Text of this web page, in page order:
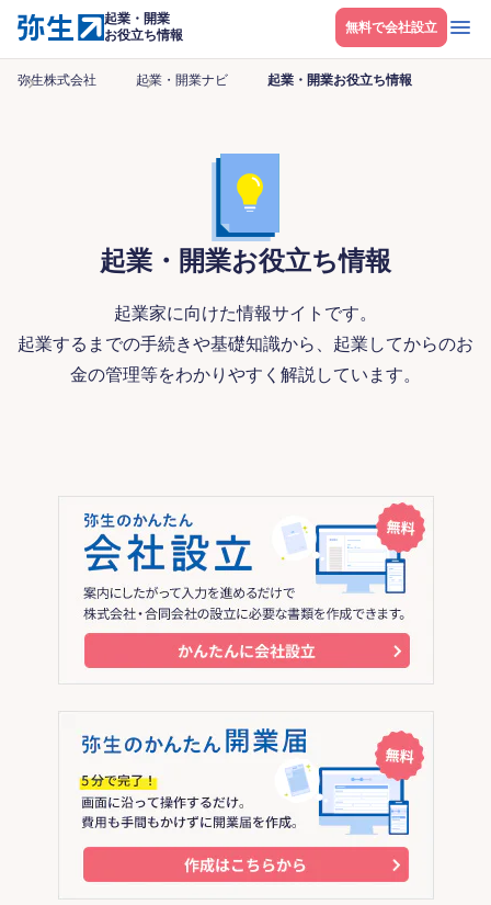
起業・開業
お役立ち情報
無料で会社設立 メニ
弥生株式会社 起業・開業ナビ 起業・開業お役立ち情報
起業・開業お役立ち情報
起業家に向けた情報サイトです。
起業するまでの手続きや基礎知識から、起業してからのお
金の管理等をわかりやすく解説しています。